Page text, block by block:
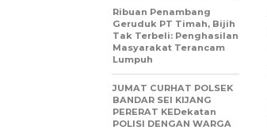
Ribuan Penambang
Geruduk PT Timah, Bijih
Tak Terbeli: Penghasilan
Masyarakat Terancam
Lumpuh
JUMAT CURHAT POLSEK
BANDAR SEI KIJANG
PERERAT KEDekatan
POLISI DENGAN WARGA